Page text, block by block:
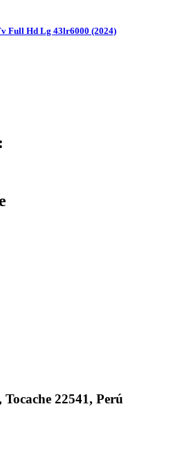
Full Hd Lg 43lr6000 (2024)
22541, Perú